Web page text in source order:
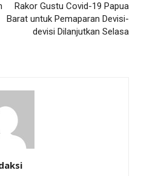
Rakor Gustu Covid-19 Papua
Barat untuk Pemaparan Devisi-
devisi Dilanjutkan Selasa